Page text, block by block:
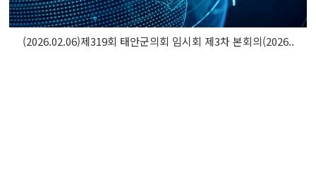
(2026.02.06)제319회 태안군의회 임시회 제3차 본회의(2026..